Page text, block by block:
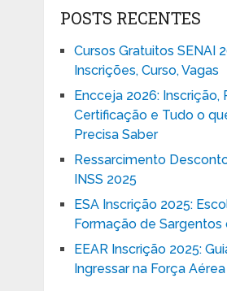
POSTS RECENTES
Cursos Gratuitos SENAI
Inscrições, Curso, Vagas
Encceja 2026: Inscrição,
Certificação e Tudo o
Precisa Saber
Ressarcimento
INSS 2025
ESA Inscrição 2025:
Formação de Sargentos
EEAR Inscrição 2025:
Ingressar na Força